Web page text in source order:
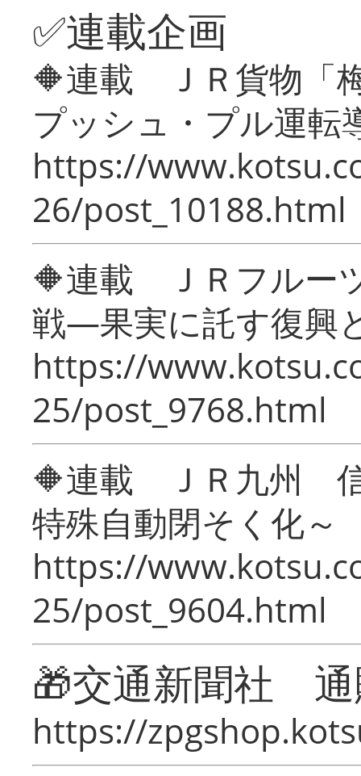
✅連載企画
🔶連載 ＪＲ貨物「
プッシュ・プル運転
https://
26/post_10188.html
🔶連載 ＪＲフルー
戦―果実に託す復興
https://
25/post_9768.html
🔶連載 ＪＲ九州 信
特殊自動閉そく化～
https://
25/post_9604.html
🎁交通新聞社
https://